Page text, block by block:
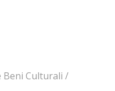
Beni Culturali /